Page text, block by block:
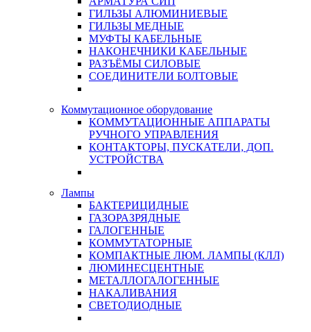
ГИЛЬЗЫ АЛЮМИНИЕВЫЕ
ГИЛЬЗЫ МЕДНЫЕ
МУФТЫ КАБЕЛЬНЫЕ
НАКОНЕЧНИКИ КАБЕЛЬНЫЕ
РАЗЪЁМЫ СИЛОВЫЕ
СОЕДИНИТЕЛИ БОЛТОВЫЕ
Коммутационное оборудование
КОММУТАЦИОННЫЕ АППАРАТЫ
РУЧНОГО УПРАВЛЕНИЯ
КОНТАКТОРЫ, ПУСКАТЕЛИ, ДОП.
УСТРОЙСТВА
Лампы
БАКТЕРИЦИДНЫЕ
ГАЗОРАЗРЯДНЫЕ
ГАЛОГЕННЫЕ
КОММУТАТОРНЫЕ
КОМПАКТНЫЕ ЛЮМ. ЛАМПЫ (КЛЛ)
ЛЮМИНЕСЦЕНТНЫЕ
МЕТАЛЛОГАЛОГЕННЫЕ
НАКАЛИВАНИЯ
СВЕТОДИОДНЫЕ